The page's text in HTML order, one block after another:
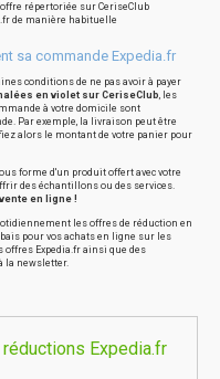
répertoriée sur CeriseClub
de manière habituelle
sa commande Expedia.fr
conditions de ne pas avoir à payer
en violet sur CeriseClub, les
à votre domicile sont
Par exemple, la livraison peut être
alors le montant de votre panier pour
forme d'un produit offert avec votre
des échantillons ou des services.
en ligne !
les offres de réduction en
pour vos achats en ligne sur les
offres Expedia.fr ainsi que des
la newsletter.
Expedia.fr